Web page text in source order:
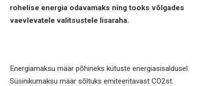
rohelise energia odavamaks ning tooks võlgades
vaevlevatele valitsustele lisaraha.
Energiamaksu määr põhineks kütuste energiasisaldusel.
Süsinikumaksu määr sõltuks emiteeritavast CO2st.